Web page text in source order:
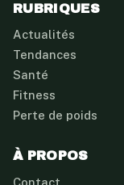
RUBRIQUES
Actualités
Tendances
Santé
Fitness
Perte de poids
À PROPOS
Contact